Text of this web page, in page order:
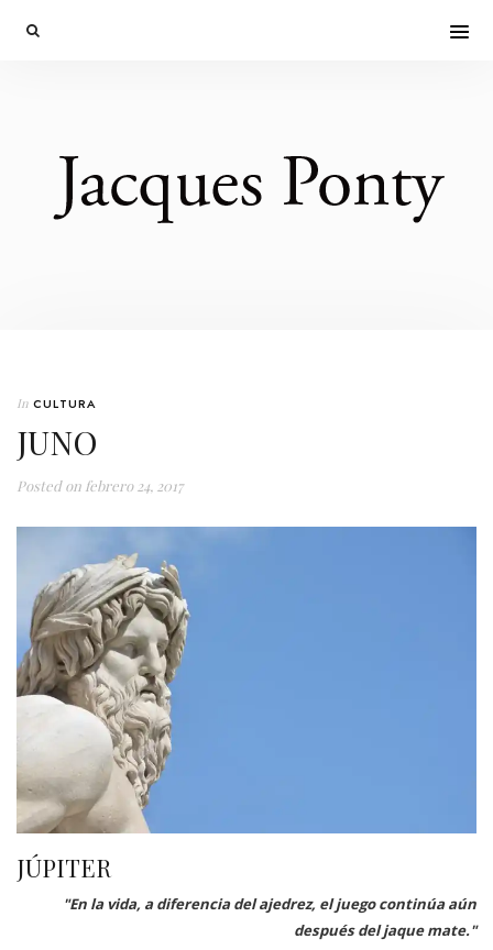
In CULTURA
JUNO
Posted on febrero 24, 2017
JÚPITER
"En la vida, a diferencia del ajedrez, el juego continúa aún
después del jaque mate."